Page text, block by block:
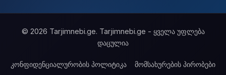
© 2026 Tarjimnebi.ge. Tarjimnebi.ge - ყველა უფლება
დაცულია
კონფიდენციალურობის პოლიტიკა მომსახურების პირობები